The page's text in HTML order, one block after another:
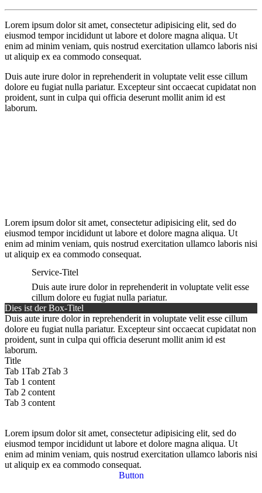
Lorem ipsum dolor sit amet, consectetur adipisicing elit, sed do
eiusmod tempor incididunt ut labore et dolore magna aliqua. Ut
enim ad minim veniam, quis nostrud exercitation ullamco laboris nisi
ut aliquip ex ea commodo consequat.
Duis aute irure dolor in reprehenderit in voluptate velit esse cillum
dolore eu fugiat nulla pariatur. Excepteur sint occaecat cupidatat non
proident, sunt in culpa qui officia deserunt mollit anim id est
laborum.
Lorem ipsum dolor sit amet, consectetur adipisicing elit, sed do
eiusmod tempor incididunt ut labore et dolore magna aliqua. Ut
enim ad minim veniam, quis nostrud exercitation ullamco laboris nisi
ut aliquip ex ea commodo consequat.
Service-Titel
Duis aute irure dolor in reprehenderit in voluptate velit esse
cillum dolore eu fugiat nulla pariatur.
Dies ist der Box-Titel
Duis aute irure dolor in reprehenderit in voluptate velit esse cillum
dolore eu fugiat nulla pariatur. Excepteur sint occaecat cupidatat non
proident, sunt in culpa qui officia deserunt mollit anim id est
laborum.
Title
Tab 1Tab 2Tab 3
Tab 1 content
Tab 2 content
Tab 3 content
Lorem ipsum dolor sit amet, consectetur adipisicing elit, sed do
eiusmod tempor incididunt ut labore et dolore magna aliqua. Ut
enim ad minim veniam, quis nostrud exercitation ullamco laboris nisi
ut aliquip ex ea commodo consequat.
Button